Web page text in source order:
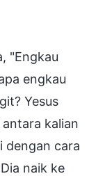
"Engkau
engkau
Yesus
kalian
dengan cara
naik ke